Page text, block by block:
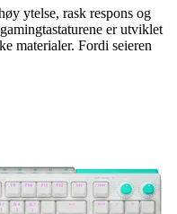
ytelse, rask respons og
er utviklet
materialer. Fordi seieren